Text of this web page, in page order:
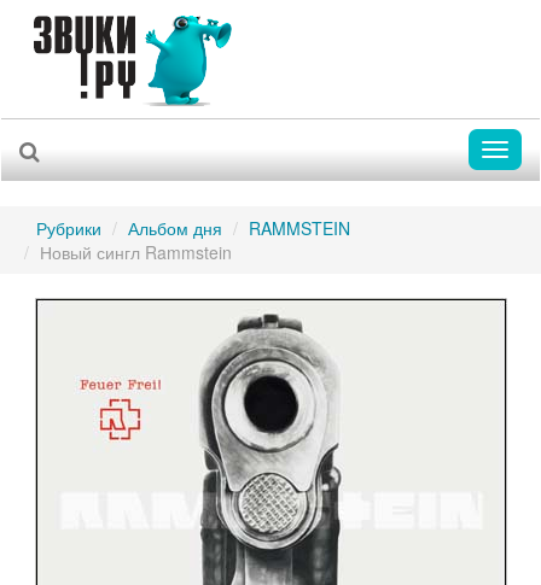
Рубрики Альбом дня
RAMMSTEIN
Новый сингл Rammstein